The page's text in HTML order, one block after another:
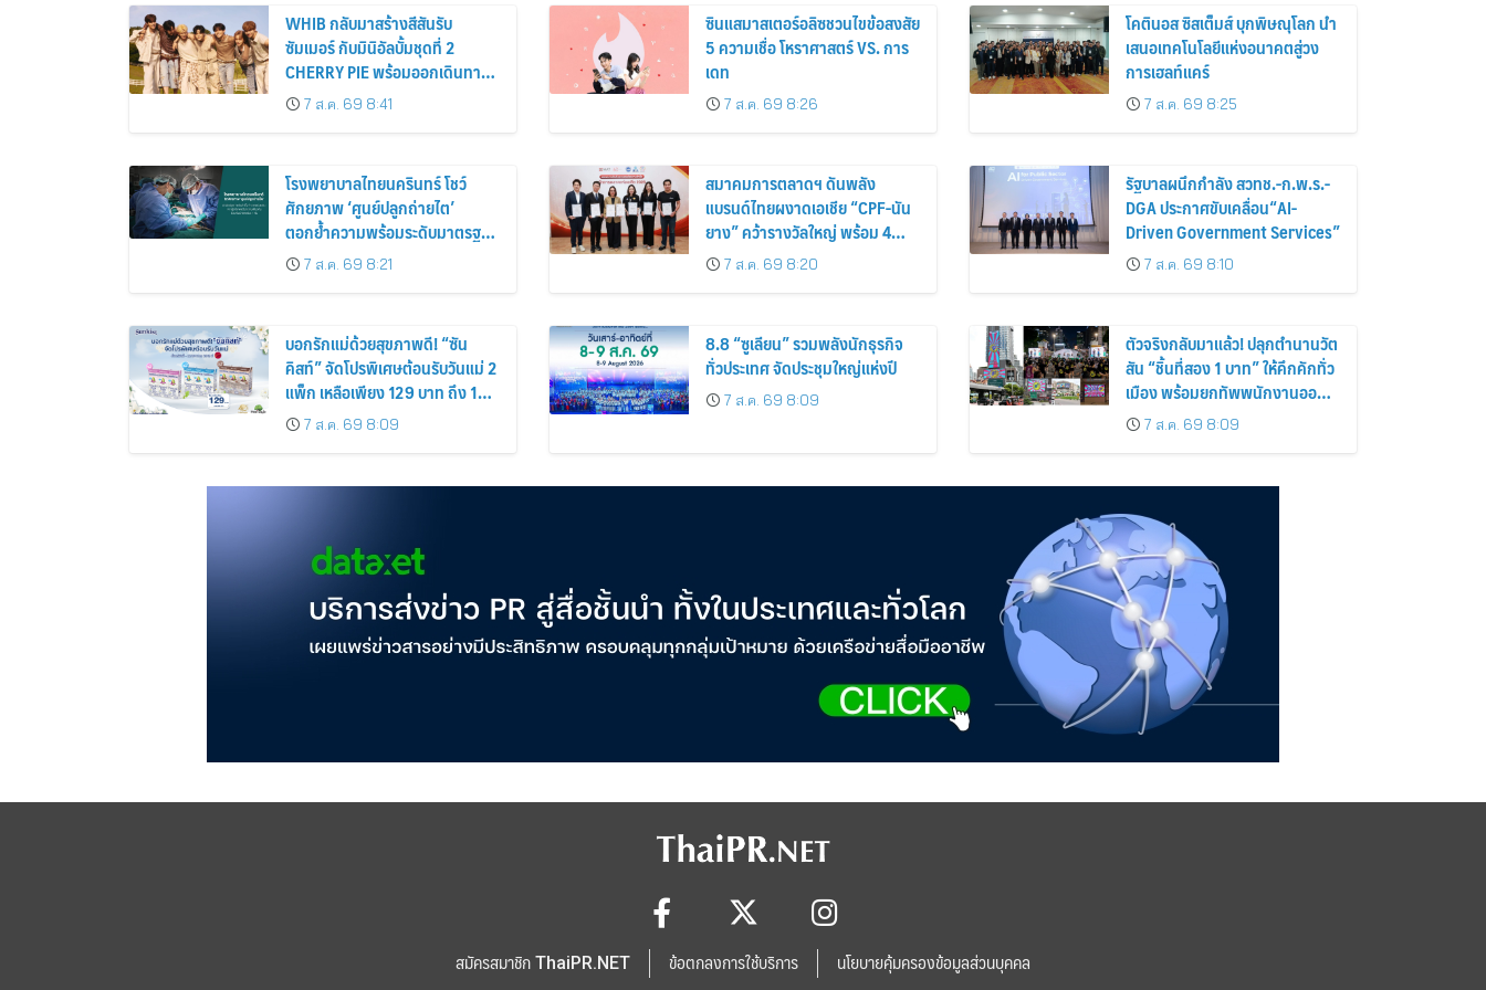
WHIB กลับมาสร้างสีสันรับ
ซัมเมอร์ กับมินิอัลบั้มชุดที่ 2
CHERRY PIE พร้อมออกเดินทาง
ค้นหาสีสันที่เป็นตัวตนที่เป็น
เอกลักษณ์ของตัวเอง
7 ส.ค. 69 8:41
ซินแสมาสเตอร์อลิซชวนไขข้อสงสัย
5 ความเชื่อ โหราศาสตร์ VS. การ
เดท
7 ส.ค. 69 8:26
โคตินอส ซิสเต็มส์ บุกพิษณุโลก นำ
เสนอเทคโนโลยีแห่งอนาคตสู่วง
การเฮลท์แคร์
7 ส.ค. 69 8:25
โรงพยาบาลไทยนครินทร์ โชว์
ศักยภาพ ‘ศูนย์ปลูกถ่ายไต’
ตอกย้ำความพร้อมระดับมาตรฐาน
เดินหน้าผ่าตัดปลูกถ่ายไตสำเร็จ 2
รายพร้อมกัน จากผู้บริจาคอวัยวะ
7 ส.ค. 69 8:21
สมาคมการตลาดฯ ดันพลัง
แบรนด์ไทยผงาดเอเชีย “CPF-นัน
ยาง” คว้ารางวัลใหญ่ พร้อม 4
นักการตลาดไทยกวาดรางวัล
บุคคลเวที AMF AMEA & YWN
7 ส.ค. 69 8:20
รัฐบาลผนึกกำลัง สวทช.-ก.พ.ร.-
DGA ประกาศขับเคลื่อน“AI-
Driven Government Services”
7 ส.ค. 69 8:10
บอกรักแม่ด้วยสุขภาพดี! “ซัน
คิสท์” จัดโปรพิเศษต้อนรับวันแม่ 2
แพ็ก เหลือเพียง 129 บาท ถึง 12
ส.ค. นี้7 ส.ค. 69 8:09
8.8 “ซูเลียน” รวมพลังนักธุรกิจ
ทั่วประเทศ จัดประชุมใหญ่แห่งปี
7 ส.ค. 69 8:09
ตัวจริงกลับมาแล้ว! ปลุกตำนานวัต
สัน “ชิ้นที่สอง 1 บาท” ให้คึกคักทั่ว
เมือง พร้อมยกทัพพนักงานออกส
เต็ปกลางสวนลุมฯ
7 ส.ค. 69 8:09
สมัครสมาชิก ThaiPR.NET ข้อตกลงการใช้บริการ นโยบายคุ้มครองข้อมูลส่วนบุคคล